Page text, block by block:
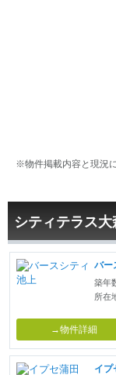
※物件掲載内容と現況
シティテラス
バー
築年
所在
→物件詳細
イプ